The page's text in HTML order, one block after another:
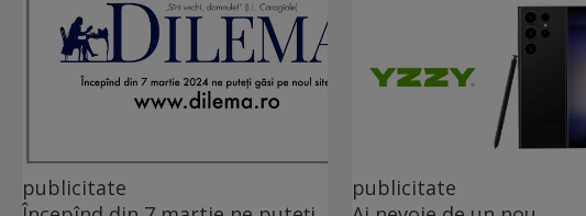
publicitate
publicitate